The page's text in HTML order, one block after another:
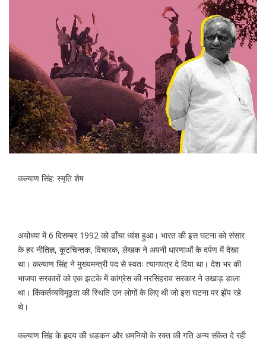
कल्याण सिंह: स्मृति शेष
अयोध्या में 6 दिसम्बर 1992 को ढाँचा ध्वंश हुआ। भारत की इस घटना को संसार
के हर नीतिज्ञ, कूटचिन्तक, विचारक, लेखक ने अपनी धारणाओं के दर्पण में देखा
था। कल्याण सिंह ने मुख्यमन्त्री पद से स्वतः त्यागपत्र दे दिया था। देश भर की
भाजपा सरकारों को एक झटके में कांग्रेस की नरसिंहराव सरकार ने उखाड़ डाला
था। किंकर्तव्यविमूढ़ता की स्थिति उन लोगों के लिए थी जो इस घटना पर झेंप रहे
थे।
कल्याण सिंह के हृदय की धड़कन और धमनियों के रक्त की गति अन्य संकेत दे रही